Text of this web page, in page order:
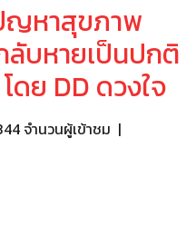
ญหาสุขภาพ
ลับหายเป็นปกติ
ดย DD ดวงใจ
จำนวนผู้เข้าชม |